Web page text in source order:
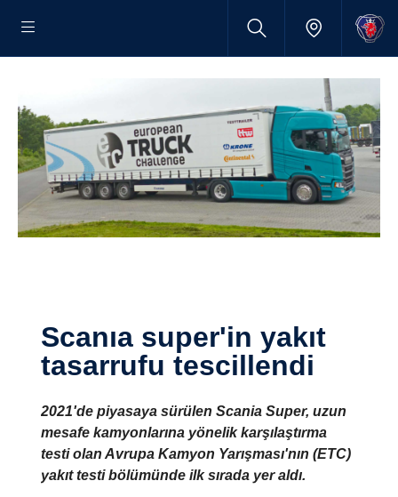
scanıa super'in yakıt
tasarrufu tescillendi
2021'de piyasaya sürülen Scania Super, uzun
mesafe kamyonlarına yönelik karşılaştırma
testi olan Avrupa Kamyon Yarışması'nın (ETC)
yakıt testi bölümünde ilk sırada yer aldı.